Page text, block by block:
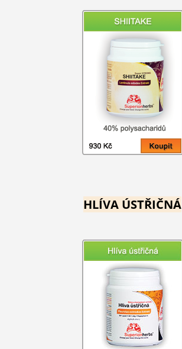
HLÍVA ÚSTŘIČNÁ